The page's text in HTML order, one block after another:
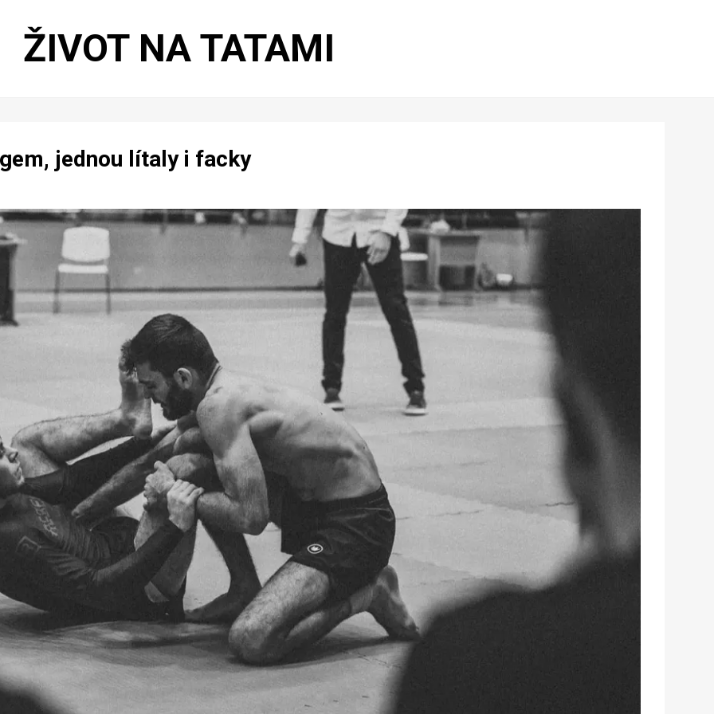
ŽIVOT NA TATAMI
jednou lítaly i facky